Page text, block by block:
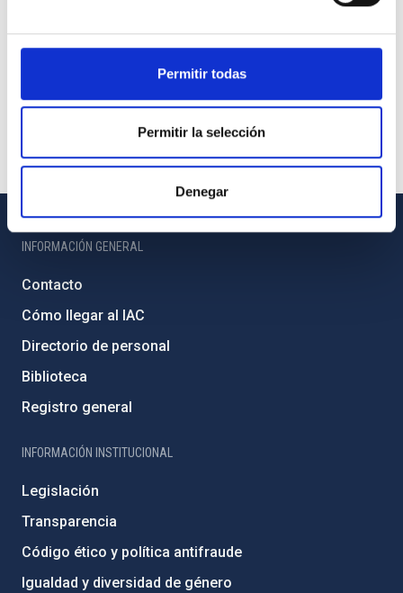
Permitir todas
Permitir la selección
Denegar
INFORMACIÓN GENERAL
Contacto
Cómo llegar al IAC
Directorio de personal
Biblioteca
Registro general
INFORMACIÓN INSTITUCIONAL
Legislación
Transparencia
Código ético y política antifraude
Igualdad y diversidad de género